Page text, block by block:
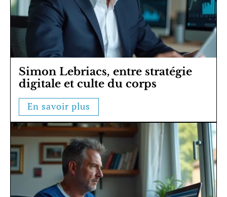
Simon Lebriacs, entre stratégie
digitale et culte du corps
En savoir plus